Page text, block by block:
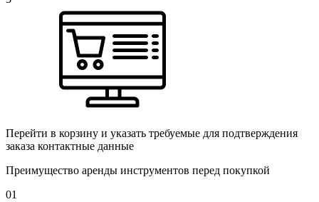
Перейти в корзину и указать требуемые для подтверждения
заказа контактные данные
Преимущество аренды инструментов перед покупкой
01